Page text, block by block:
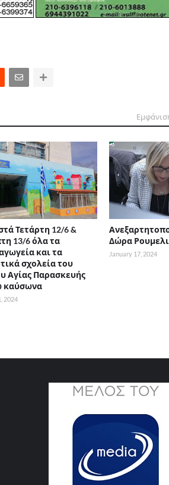
Τετάρτη 12/6 &
13/6 όλα τα
και τα
σχολεία του
Αγίας Παρασκευής
καύσωνα
2024
Δώρα
January 17, 2024